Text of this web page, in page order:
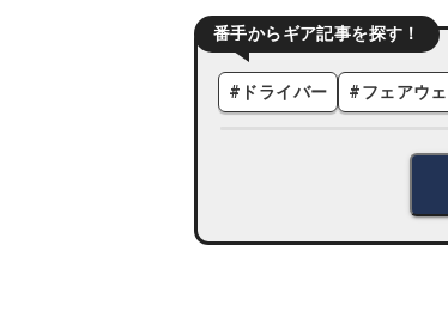
番手からギア記事を探す！
# ドライバー #フェアウ